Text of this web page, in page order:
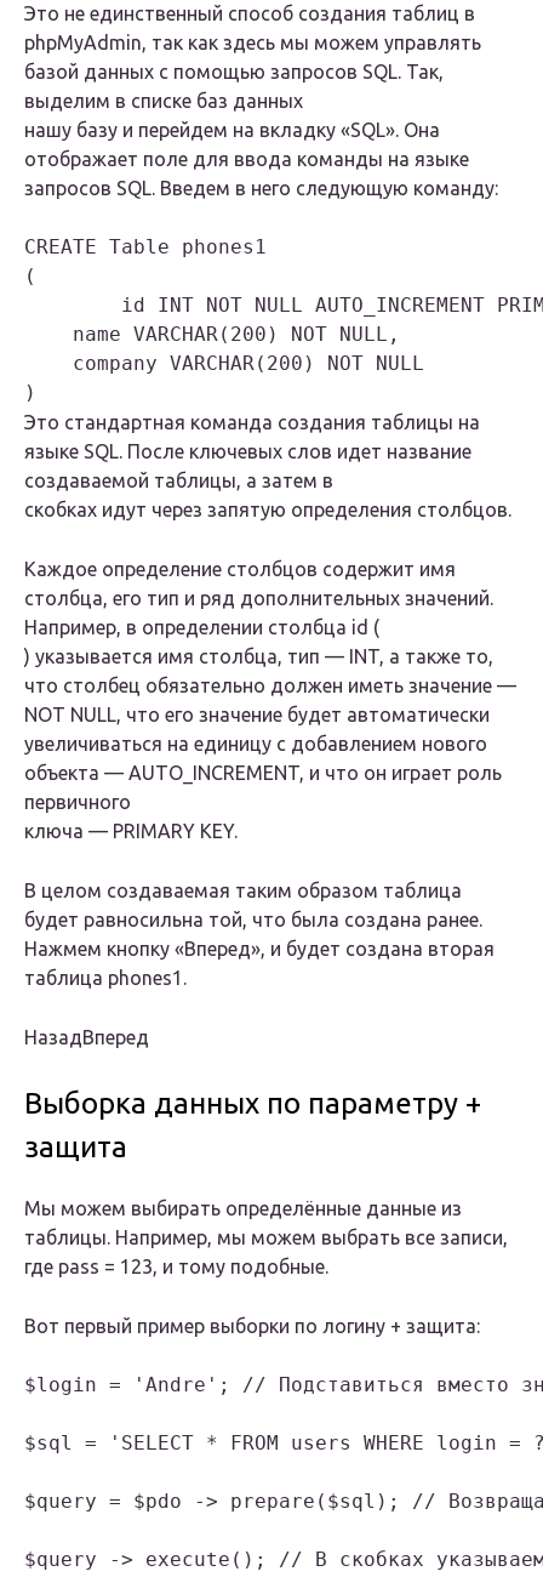
Это не единственный способ создания таблиц в
phpMyAdmin, так как здесь мы можем управлять
базой данных с помощью запросов SQL. Так,
выделим в списке баз данных
нашу базу и перейдем на вкладку «SQL». Она
отображает поле для ввода команды на языке
запросов SQL. Введем в него следующую команду:
CREATE Table phones1
(
    name VARCHAR(200) NOT NULL,
    company VARCHAR(200) NOT NULL
Это стандартная команда создания таблицы на
языке SQL. После ключевых слов идет название
создаваемой таблицы, а затем в
скобках идут через запятую определения столбцов.
Каждое определение столбцов содержит имя
столбца, его тип и ряд дополнительных значений.
Например, в определении столбца id (
) указывается имя столбца, тип — INT, а также то,
что столбец обязательно должен иметь значение —
NOT NULL, что его значение будет автоматически
увеличиваться на единицу с добавлением нового
объекта — AUTO_INCREMENT, и что он играет роль
первичного
ключа — PRIMARY KEY.
В целом создаваемая таким образом таблица
будет равносильна той, что была создана ранее.
Нажмем кнопку «Вперед», и будет создана вторая
таблица phones1.
НазадВперед
Выборка данных по параметру +
защита
Мы можем выбирать определённые данные из
таблицы. Например, мы можем выбрать все записи,
где pass = 123, и тому подобные.
Вот первый пример выборки по логину + защита:
$login = 'Andre'; // Подставиться вместо
$sql = 'SELECT * FROM users WHERE login
$query = $pdo -> prepare($sql); //
$query -> execute(); // В скобках